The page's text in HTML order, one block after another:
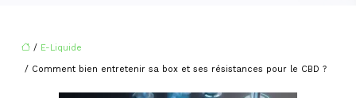
/ E-Liquide
/ Comment bien entretenir sa box et ses résistances pour le CBD ?